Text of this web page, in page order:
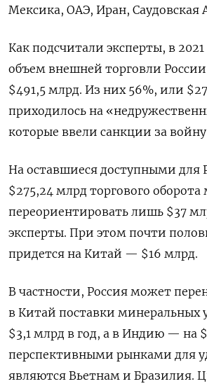
Мексика, ОАЭ, Иран, Саудовская
Как подсчитали эксперты, в
объем внешней торговли России
$491,5 млрд. Из них 56%, или
приходилось на
которые ввели санкции за
На оставшиеся доступными для
$275,24 млрд торгового
переориентировать лишь $37
эксперты. При этом почти
придется на Китай — $16 млрд.
В частности, Россия может
в Китай поставки минеральных
$3,1 млрд в год, а в Индию — на
перспективными рынками для
являются Вьетнам и Бразилия.